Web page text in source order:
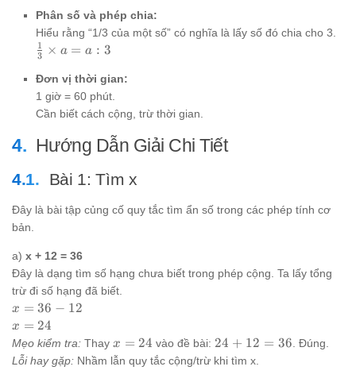
Phân số và phép chia:
Hiểu rằng “1/3 của một số” có nghĩa là lấy số đó chia cho 3.
\frac{1}
\times a
= a : 3
3
1 × a = a : 3
Đơn vị thời gian:
1 giờ = 60 phút.
Cần biết cách cộng, trừ thời gian.
Hướng Dẫn Giải Chi Tiết
Bài 1: Tìm x
Đây là bài tập củng cố quy tắc tìm ẩn số trong các phép tính cơ
bản.
a) x + 12 = 36
Đây là dạng tìm số hạng chưa biết trong phép cộng. Ta lấy tổng
trừ đi số hạng đã biết.
x
=
36
-
x = 36 − 12
x
=
24
x = 24
Mẹo kiểm tra: Thay x
=
x = 24 vào đề bài: 24
+
24 + 12 = 36. Đúng.
Lỗi hay gặp: Nhầm lẫn quy tắc cộng/trừ khi tìm x.